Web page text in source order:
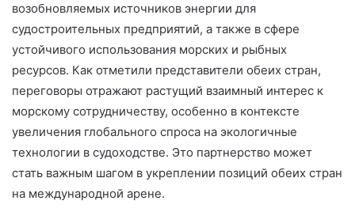
возобновляемых источников энергии для
судостроительных предприятий, а также в сфере
устойчивого использования морских и рыбных
ресурсов. Как отметили представители обеих стран,
переговоры отражают растущий взаимный интерес к
морскому сотрудничеству, особенно в контексте
увеличения глобального спроса на экологичные
технологии в судоходстве. Это партнерство может
стать важным шагом в укреплении позиций обеих стран
на международной арене.